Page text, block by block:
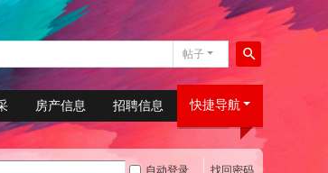
帖子
搜
索
快捷导航
房产信息 招聘信息
自动登录
找回密码